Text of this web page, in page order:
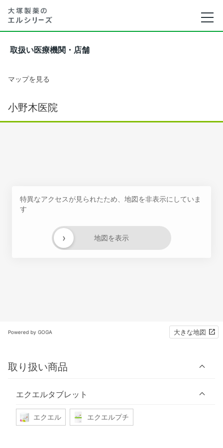
取扱い医療機関・店舗
マップを見る
小野木医院
特異なアクセスが見られたため、地図を非表示にしていま
す
地図を表示
›
Powered by GOGA 大きな地図
取り扱い商品
エクエルタブレット
エクエル エクエルプチ